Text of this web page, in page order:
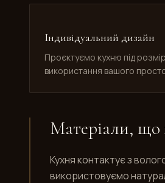
Індивідуальний дизайн
Проєктуємо кухню під
використання вашого
Матеріали, що
Кухня контактує з
використовуємо